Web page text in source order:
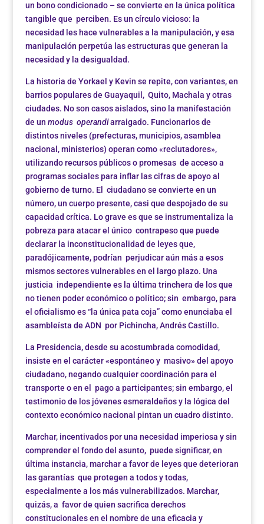
un bono condicionado – se convierte en la única política
tangible que perciben. Es un círculo vicioso: la
necesidad les hace vulnerables a la manipulación, y esa
manipulación perpetúa las estructuras que generan la
necesidad y la desigualdad.
La historia de Yorkael y Kevin se repite, con variantes, en
barrios populares de Guayaquil, Quito, Machala y otras
ciudades. No son casos aislados, sino la manifestación
de un modus operandiarraigado. Funcionarios de
distintos niveles (prefecturas, municipios, asamblea
nacional, ministerios) operan como «reclutadores»,
utilizando recursos públicos o promesas de acceso a
programas sociales para inflar las cifras de apoyo al
gobierno de turno. El ciudadano se convierte en un
número, un cuerpo presente, casi que despojado de su
capacidad crítica. Lo grave es que se instrumentaliza la
pobreza para atacar el único contrapeso que puede
declarar la inconstitucionalidad de leyes que,
paradójicamente, podrían perjudicar aún más a esos
mismos sectores vulnerables en el largo plazo. Una
justicia independiente es la última trinchera de los que
no tienen poder económico o político; sin embargo, para
el oficialismo es “la única pata coja” como enunciaba el
asambleísta de ADN por Pichincha, Andrés Castillo.
La Presidencia, desde su acostumbrada comodidad,
insiste en el carácter «espontáneo y masivo» del apoyo
ciudadano, negando cualquier coordinación para el
transporte o en el pago a participantes; sin embargo, el
testimonio de los jóvenes esmeraldeños y la lógica del
contexto económico nacional pintan un cuadro distinto.
Marchar, incentivados por una necesidad imperiosa y sin
comprender el fondo del asunto, puede significar, en
última instancia, marchar a favor de leyes que deterioran
las garantías que protegen a todos y todas,
especialmente a los más vulnerabilizados. Marchar,
quizás, a favor de quien sacrifica derechos
constitucionales en el nombre de una eficacia y